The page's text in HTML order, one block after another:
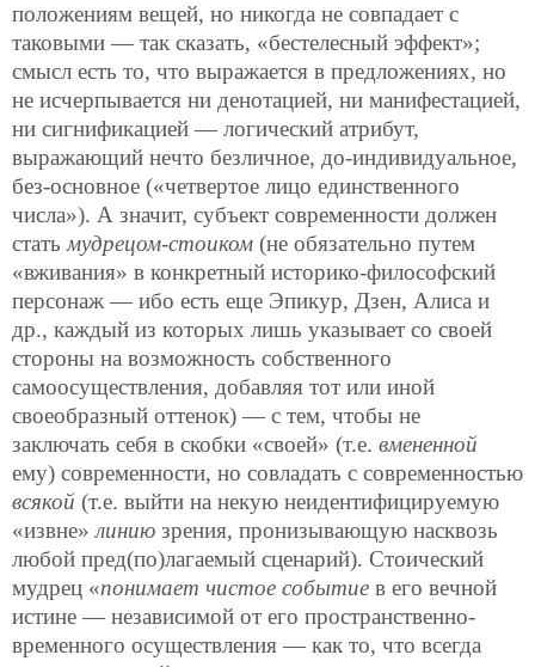
положениям вещей, но никогда не совпадает с
таковыми — так сказать, «бестелесный эффект»;
смысл есть то, что выражается в предложениях, но
не исчерпывается ни денотацией, ни манифестацией,
ни сигнификацией — логический атрибут,
выражающий нечто безличное, до-индивидуальное,
без-основное («четвертое лицо единственного
числа»). А значит, субъект современности должен
статьмудрецом-стоиком (не обязательно путем
«вживания» в конкретный историко-философский
персонаж — ибо есть еще Эпикур, Дзен, Алиса и
др., каждый из которых лишь указывает со своей
стороны на возможность собственного
самоосуществления, добавляя тот или иной
своеобразный оттенок) — с тем, чтобы не
заключать себя в скобки «своей» (т.е. вмененной
ему) современности, но совладать с современностью
всякой (т.е. выйти на некую неидентифицируемую
«извне»линию зрения, пронизывающую насквозь
любой пред(по)лагаемый сценарий). Стоический
мудрец «понимает чистое событие в его вечной
истине — независимой от его пространственно-
временного осуществления — как то, что всегда